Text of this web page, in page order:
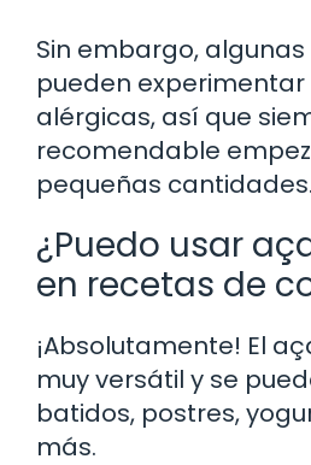
Sin embargo,
pueden
alérgicas, así que
recomendable
pequeñas cantidades.
¿Puedo usar
en recetas de
¡Absolutamente! El
muy versátil y se
batidos, postres,
más.